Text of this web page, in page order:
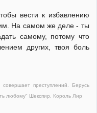
вести к избавлению
На самом же деле - ты
самому, потому что
других, твоя боль
преступлений. Берусь
любому" Шекспир. Король Лир